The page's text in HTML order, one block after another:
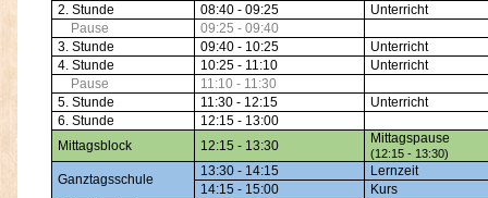
2. Stunde
08:40 - 09:25
Unterricht
Pause
09:25 - 09:40
3. Stunde
09:40 - 10:25
Unterricht
4. Stunde
10:25 - 11:10
Unterricht
Pause
11:10 - 11:30
5. Stunde
11:30 - 12:15
Unterricht
6. Stunde
12:15 - 13:00
Mittagsblock
12:15 - 13:30 Mittagspause
(12:15 - 13:30)
Ganztagsschule
13:30 - 14:15
Lernzeit
14:15 - 15:00
Kurs